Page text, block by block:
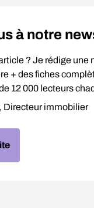
à notre
? Je rédige
+ des fiches
12 000 lecteurs
Directeur immobilier